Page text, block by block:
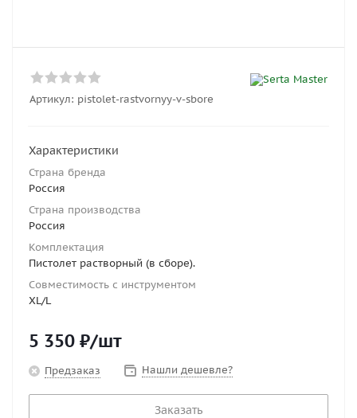
Артикул: pistolet-rastvornyy-v-sbore
Характеристики
Страна бренда
Россия
Страна производства
Россия
Комплектация
Пистолет растворный (в сборе).
Совместимость с инструментом
XL/L
5 350 ₽/шт
Предзаказ Нашли дешевле?
Заказать